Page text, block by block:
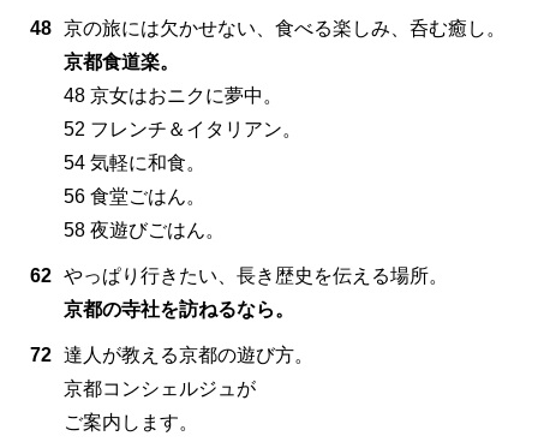
48 京の旅には欠かせない、食べる楽しみ、呑む癒し。
京都食道楽。
48 京女はおニクに夢中。
52 フレンチ＆イタリアン。
54 気軽に和食。
56 食堂ごはん。
58 夜遊びごはん。
62 やっぱり行きたい、長き歴史を伝える場所。
京都の寺社を訪ねるなら。
72 達人が教える京都の遊び方。
京都コンシェルジュが
ご案内します。